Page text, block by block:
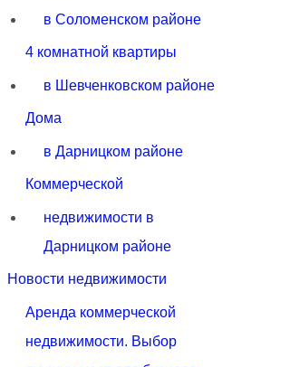
в Соломенском районе
4 комнатной квартиры
в Шевченковском районе
Дома
в Дарницком районе
Коммерческой
недвижимости в
Дарницком районе
Новости недвижимости
Аренда коммерческой
недвижимости. Выбор